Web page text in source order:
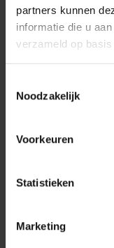
partners kunnen
informatie die u
verzameld op
Noodzakelijk
Voorkeuren
Statistieken
Marketing
vinden we
geen toeval,